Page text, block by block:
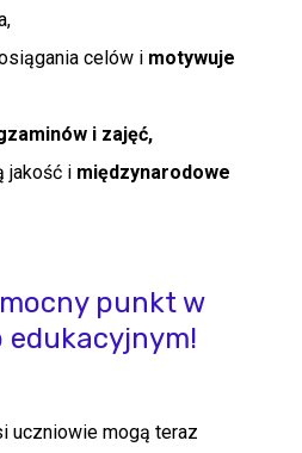
celów i motywuje
i zajęć,
jakość i międzynarodowe
punkt w
edukacyjnym!
uczniowie mogą teraz